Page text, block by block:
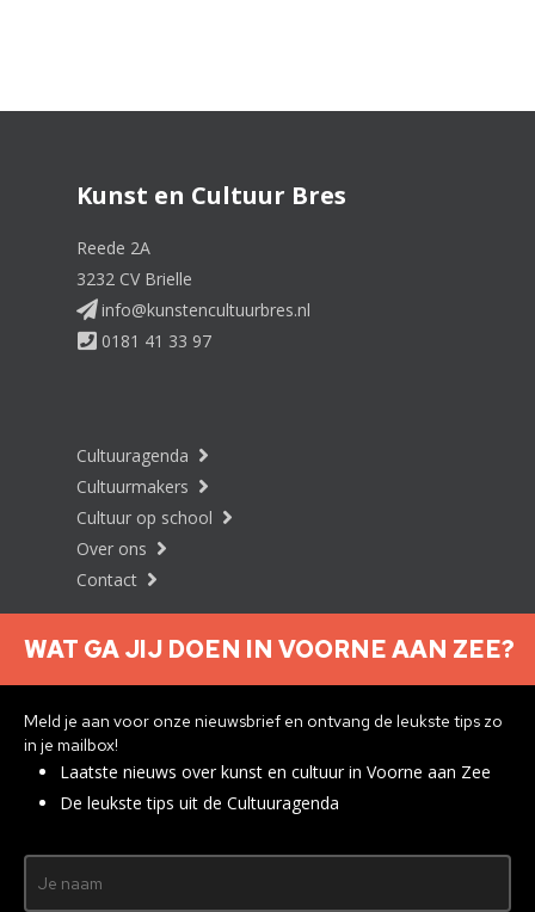
Kunst en Cultuur Bres
Reede 2A
3232 CV Brielle
info@kunstencultuurbres.nl
0181 41 33 97
Cultuuragenda
Cultuurmakers
Cultuur op school
Over ons
Contact
Nieuwsbrief aanmelden
Privacyverklaring
WAT GA JIJ DOEN IN VOORNE AAN ZEE?
Meld je aan voor onze nieuwsbrief en ontvang de leukste tips zo
in je mailbox!
Laatste nieuws over kunst en cultuur in Voorne aan Zee
De leukste tips uit de Cultuuragenda